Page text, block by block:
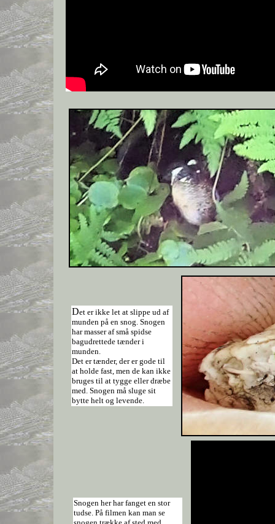
Det er ikke let at slippe ud af
munden på en snog. Snogen
har masser af små spidse
bagudrettede tænder i
munden.
Det er tænder, der er gode til
at holde fast, men de kan ikke
bruges til at tygge eller dræbe
med. Snogen må sluge sit
bytte helt og levende.
Snogen her har fanget en stor
tudse. På filmen kan man se